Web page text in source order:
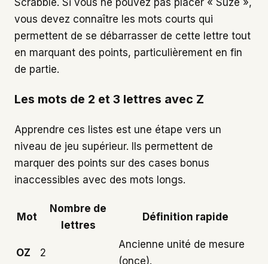
Scrabble. Si vous ne pouvez pas placer « Suze »,
vous devez connaître les mots courts qui
permettent de se débarrasser de cette lettre tout
en marquant des points, particulièrement en fin
de partie.
Les mots de 2 et 3 lettres avec Z
Apprendre ces listes est une étape vers un
niveau de jeu supérieur. Ils permettent de
marquer des points sur des cases bonus
inaccessibles avec des mots longs.
Mot
Nombre de
lettres
Définition rapide
OZ 2
Ancienne unité de mesure
(once).